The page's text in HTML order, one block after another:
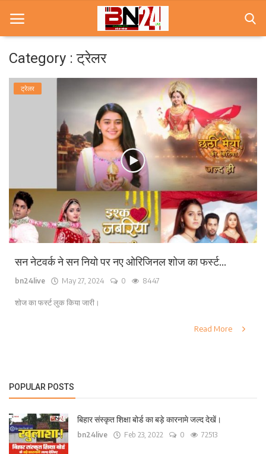
Home
स्त्री
राज्य
कृषि
मूवी मसाला
लाइफ स्टाइल
Category : ट्रेलर
ट्रेलर
सन नेटवर्क ने सन नियो पर नए ओरिजिनल शोज का फर्स्ट...
bn24live May 27, 2024 0 8447
शोज का फर्स्ट लुक किया जारी।
Read More
POPULAR POSTS
बिहार संस्कृत शिक्षा बोर्ड का बड़े कारनामे जल्द देखें।
bn24live Feb 23, 2022 0 72513